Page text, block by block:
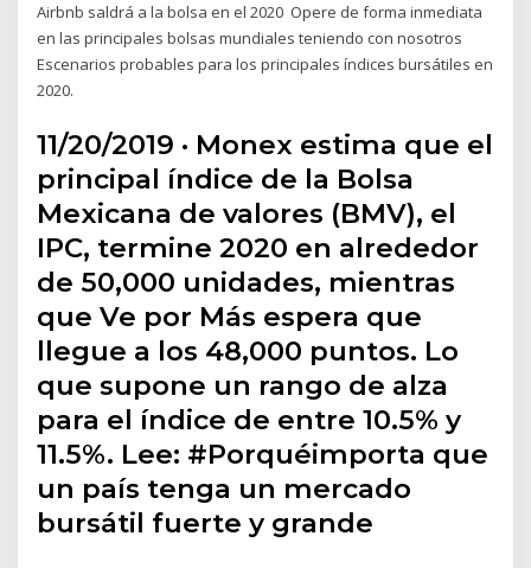
Airbnb saldrá a la bolsa en el 2020 Opere de forma inmediata
en las principales bolsas mundiales teniendo con nosotros
Escenarios probables para los principales índices bursátiles en
2020.
11/20/2019 · Monex estima que el
principal índice de la Bolsa
Mexicana de valores (BMV), el
IPC, termine 2020 en alrededor
de 50,000 unidades, mientras
que Ve por Más espera que
llegue a los 48,000 puntos. Lo
que supone un rango de alza
para el índice de entre 10.5% y
11.5%. Lee: #Porquéimporta que
un país tenga un mercado
bursátil fuerte y grande